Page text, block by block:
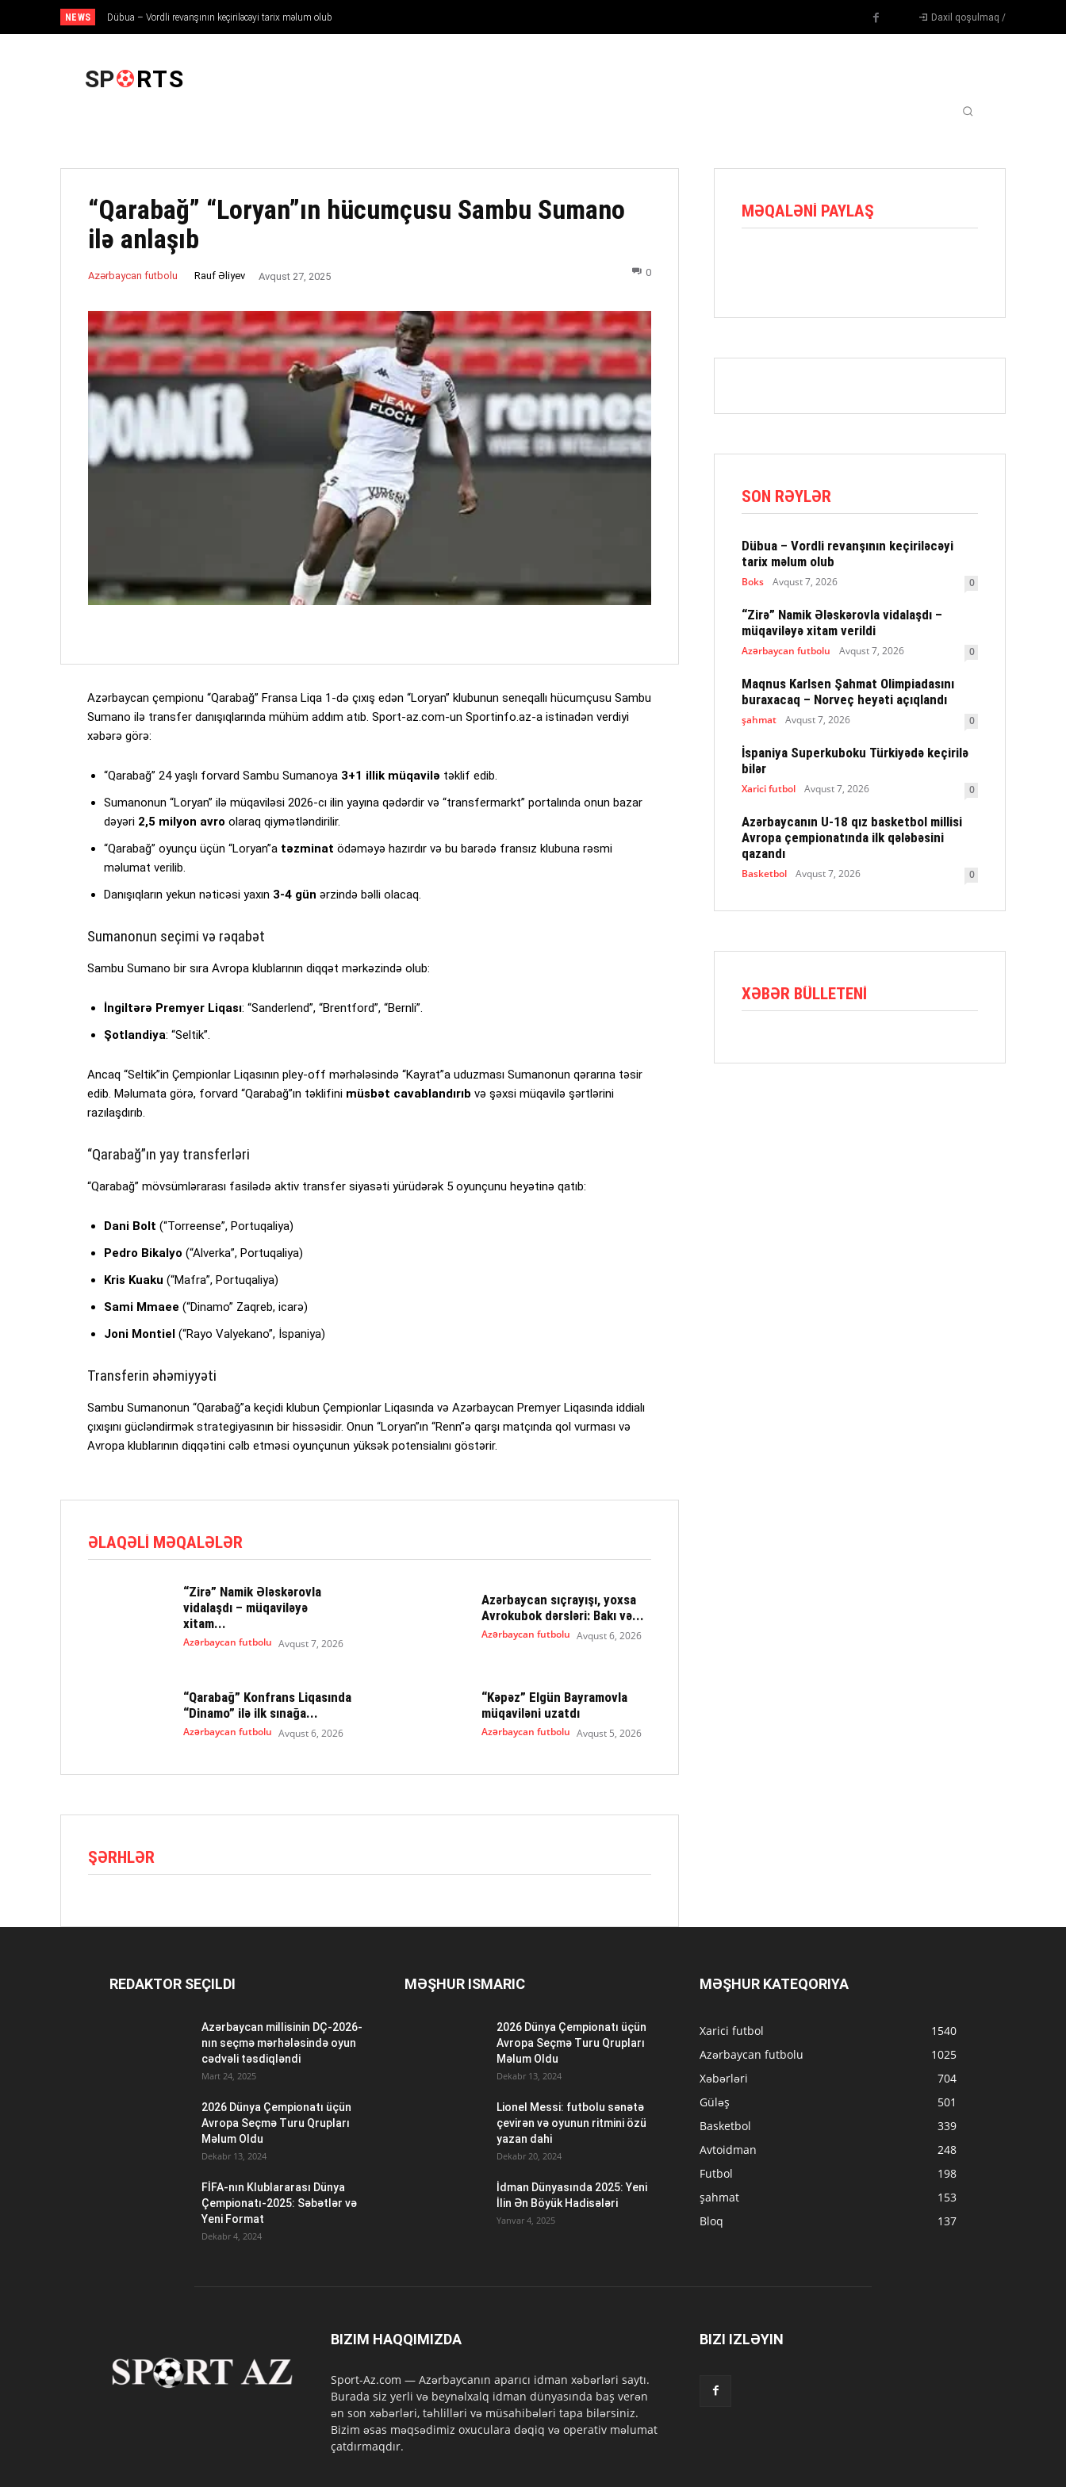
NEWS Dübua – Vordli revanşının keçiriləcəyi tarix məlum olub Daxil qoşulmaq /
SP RTS
“Qarabağ” “Loryan”ın hücumçusu Sambu Sumano
ilə anlaşıb
Azərbaycan futbolu Rauf Əliyev Avqust 27, 2025 0
Azərbaycan çempionu “Qarabağ” Fransa Liqa 1-də çıxış edən “Loryan” klubunun seneqallı hücumçusu Sambu
Sumano ilə transfer danışıqlarında mühüm addım atıb. Sport-az.com-un Sportinfo.az-a istinadən verdiyi
xəbərə görə:
“Qarabağ” 24 yaşlı forvard Sambu Sumanoya 3+1 illik müqavilə təklif edib.
Sumanonun “Loryan” ilə müqaviləsi 2026-cı ilin yayına qədərdir və “transfermarkt” portalında onun bazar
dəyəri 2,5 milyon avro olaraq qiymətləndirilir.
“Qarabağ” oyunçu üçün “Loryan”a təzminat ödəməyə hazırdır və bu barədə fransız klubuna rəsmi
məlumat verilib.
Danışıqların yekun nəticəsi yaxın 3-4 gün ərzində bəlli olacaq.
Sumanonun seçimi və rəqabət
Sambu Sumano bir sıra Avropa klublarının diqqət mərkəzində olub:
İngiltərə Premyer Liqası: “Sanderlend”, “Brentford”, “Bernli”.
Şotlandiya: “Seltik”.
Ancaq “Seltik”in Çempionlar Liqasının pley-off mərhələsində “Kayrat”a uduzması Sumanonun qərarına təsir
edib. Məlumata görə, forvard “Qarabağ”ın təklifini müsbət cavablandırıb və şəxsi müqavilə şərtlərini
razılaşdırıb.
“Qarabağ”ın yay transferləri
“Qarabağ” mövsümlərarası fasilədə aktiv transfer siyasəti yürüdərək 5 oyunçunu heyətinə qatıb:
Dani Bolt (“Torreense”, Portuqaliya)
Pedro Bikalyo (“Alverka”, Portuqaliya)
Kris Kuaku (“Mafra”, Portuqaliya)
Sami Mmaee (“Dinamo” Zaqreb, icarə)
Joni Montiel (“Rayo Valyekano”, İspaniya)
Transferin əhəmiyyəti
Sambu Sumanonun “Qarabağ”a keçidi klubun Çempionlar Liqasında və Azərbaycan Premyer Liqasında iddialı
çıxışını gücləndirmək strategiyasının bir hissəsidir. Onun “Loryan”ın “Renn”ə qarşı matçında qol vurması və
Avropa klublarının diqqətini cəlb etməsi oyunçunun yüksək potensialını göstərir.
ƏLAQƏLI MƏQALƏLƏR
“Zirə” Namik Ələskərovla
vidalaşdı – müqaviləyə
xitam...
Azərbaycan futbolu Avqust 7, 2026
Azərbaycan sıçrayışı, yoxsa
Avrokubok dərsləri: Bakı və...
Azərbaycan futbolu Avqust 6, 2026
“Qarabağ” Konfrans Liqasında
“Dinamo” ilə ilk sınağa...
Azərbaycan futbolu Avqust 6, 2026
“Kəpəz” Elgün Bayramovla
müqaviləni uzatdı
Azərbaycan futbolu Avqust 5, 2026
ŞƏRHLƏR
MƏQALƏNI PAYLAŞ
SON RƏYLƏR
Dübua – Vordli revanşının keçiriləcəyi
tarix məlum olub
Boks Avqust 7, 2026 0
“Zirə” Namik Ələskərovla vidalaşdı –
müqaviləyə xitam verildi
Azərbaycan futbolu Avqust 7, 2026 0
Maqnus Karlsen Şahmat Olimpiadasını
buraxacaq – Norveç heyəti açıqlandı
şahmat Avqust 7, 2026 0
İspaniya Superkuboku Türkiyədə keçirilə
bilər
Xarici futbol Avqust 7, 2026 0
Azərbaycanın U-18 qız basketbol millisi
Avropa çempionatında ilk qələbəsini
qazandı
Basketbol Avqust 7, 2026 0
XƏBƏR BÜLLETENI
REDAKTOR SEÇILDI
Azərbaycan millisinin DÇ-2026-
nın seçmə mərhələsində oyun
cədvəli təsdiqləndi
Mart 24, 2025
2026 Dünya Çempionatı üçün
Avropa Seçmə Turu Qrupları
Məlum Oldu
Dekabr 13, 2024
FİFA-nın Klublararası Dünya
Çempionatı-2025: Səbətlər və
Yeni Format
Dekabr 4, 2024
MƏŞHUR ISMARIC
2026 Dünya Çempionatı üçün
Avropa Seçmə Turu Qrupları
Məlum Oldu
Dekabr 13, 2024
Lionel Messi: futbolu sənətə
çevirən və oyunun ritmini özü
yazan dahi
Dekabr 20, 2024
İdman Dünyasında 2025: Yeni
İlin Ən Böyük Hadisələri
Yanvar 4, 2025
MƏŞHUR KATEQORIYA
Xarici futbol
1540
Azərbaycan futbolu
1025
Xəbərləri
704
Güləş
501
Basketbol
339
Avtoidman
248
Futbol
198
şahmat
153
Bloq
137
BIZIM HAQQIMIZDA
Sport-Az.com — Azərbaycanın aparıcı idman xəbərləri saytı.
Burada siz yerli və beynəlxalq idman dünyasında baş verən
ən son xəbərləri, təhlilləri və müsahibələri tapa bilərsiniz.
Bizim əsas məqsədimiz oxuculara dəqiq və operativ məlumat
çatdırmaqdır.
BIZI IZLƏYIN